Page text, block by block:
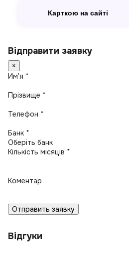
Карткою на сайті
Відправити заявку
×
Имʼя *
Прізвище *
Телефон *
Банк *
Кількість місяців *
Коментар
Отправить заявку
Відгуки